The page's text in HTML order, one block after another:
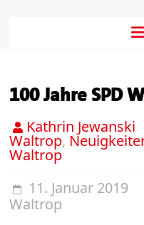
100 Jahre SPD
Kathrin Jewanski
Waltrop,
Waltrop
11. Januar 2019
Waltrop